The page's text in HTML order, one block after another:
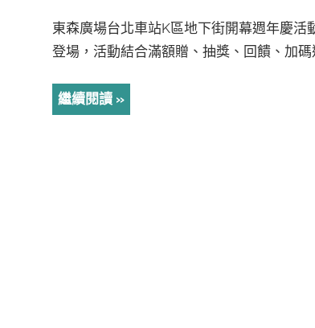
東森廣場台北車站K區地下街開幕週年慶活
登場，活動結合滿額贈、抽獎、回饋、加碼
繼續閱讀